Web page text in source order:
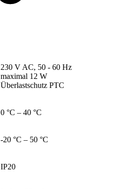
230 V AC, 50 - 60 Hz
maximal 12 W
Überlastschutz PTC
0 °C – 40 °C
-20 °C – 50 °C
IP20